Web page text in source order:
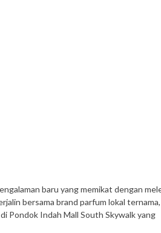
baru yang memikat dengan
bersama brand parfum lokal
Pondok Indah Mall South Skywalk yang